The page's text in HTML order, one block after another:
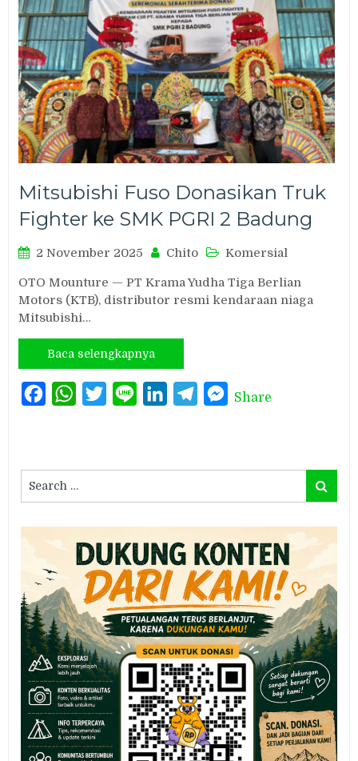
Mitsubishi Fuso Donasikan Truk
Fighter ke SMK PGRI 2 Badung
2 November 2025 Chito Komersial
OTO Mounture — PT Krama Yudha Tiga Berlian
Motors (KTB), distributor resmi kendaraan niaga
Mitsubishi…
Baca selengkapnya
FacebookWhatsAppTwitterLine LinkedInTelegramMessenger
Share
for:
Search